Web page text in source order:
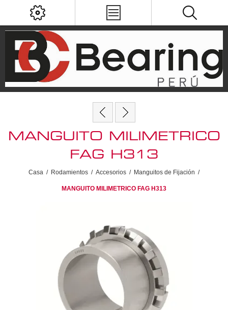
MANGUITO MILIMETRICO
FAG H313
Casa / Rodamientos / Accesorios / Manguitos de Fijación /
MANGUITO MILIMETRICO FAG H313